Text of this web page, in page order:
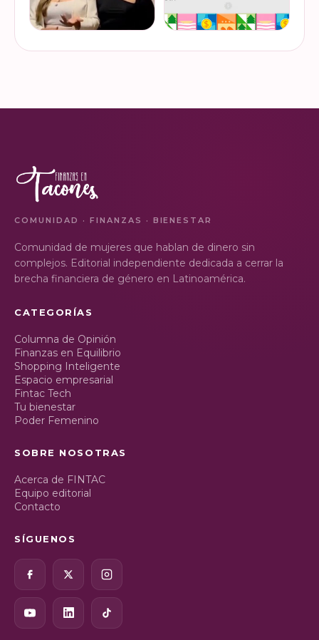
de la Semana Nacional de
que los hackers
COMUNIDAD · FINANZAS · BIENESTAR
Comunidad de mujeres que hablan de dinero sin
complejos. Editorial independiente dedicada a cerrar la
brecha financiera de género en Latinoamérica.
CATEGORÍAS
Columna de Opinión
Finanzas en Equilibrio
Shopping Inteligente
Espacio empresarial
Fintac Tech
Tu bienestar
Poder Femenino
SOBRE NOSOTRAS
Acerca de FINTAC
Equipo editorial
Contacto
SÍGUENOS